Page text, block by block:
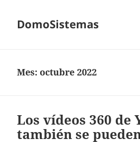
DomoSistemas
Mes:octubre 2022
Los vídeos 360 de
también se